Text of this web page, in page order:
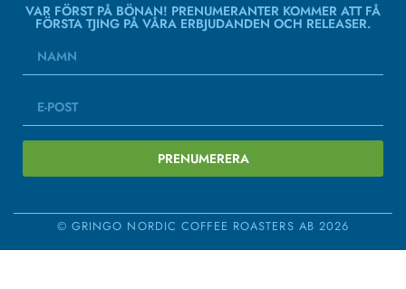
VAR FÖRST PÅ BÖNAN! PRENUMERANTER KOMMER ATT FÅ
FÖRSTA TJING PÅ VÅRA ERBJUDANDEN OCH RELEASER.
PRENUMERERA
© GRINGO NORDIC COFFEE ROASTERS AB 2026